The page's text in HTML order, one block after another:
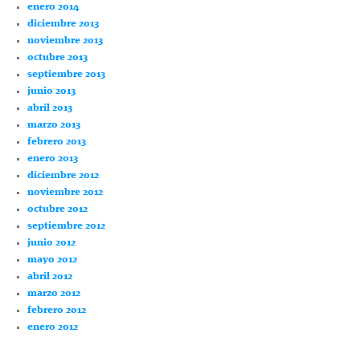
enero 2014
diciembre 2013
noviembre 2013
octubre 2013
septiembre 2013
junio 2013
abril 2013
marzo 2013
febrero 2013
enero 2013
diciembre 2012
noviembre 2012
octubre 2012
septiembre 2012
junio 2012
mayo 2012
abril 2012
marzo 2012
febrero 2012
enero 2012